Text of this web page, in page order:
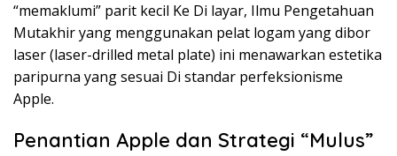
“memaklumi” parit kecil Ke Di layar, Ilmu Pengetahuan
Mutakhir yang menggunakan pelat logam yang dibor
laser (laser-drilled metal plate) ini menawarkan estetika
paripurna yang sesuai Di standar perfeksionisme
Apple.
Penantian Apple dan Strategi “Mulus”